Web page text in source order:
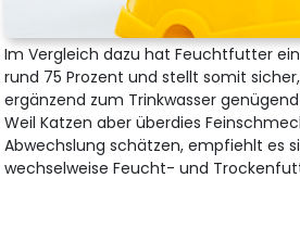
Im Vergleich dazu hat Feuchtfutter
rund 75 Prozent und stellt somit
ergänzend zum Trinkwasser
Weil Katzen aber überdies
Abwechslung schätzen, empfiehlt es
wechselweise Feucht- und